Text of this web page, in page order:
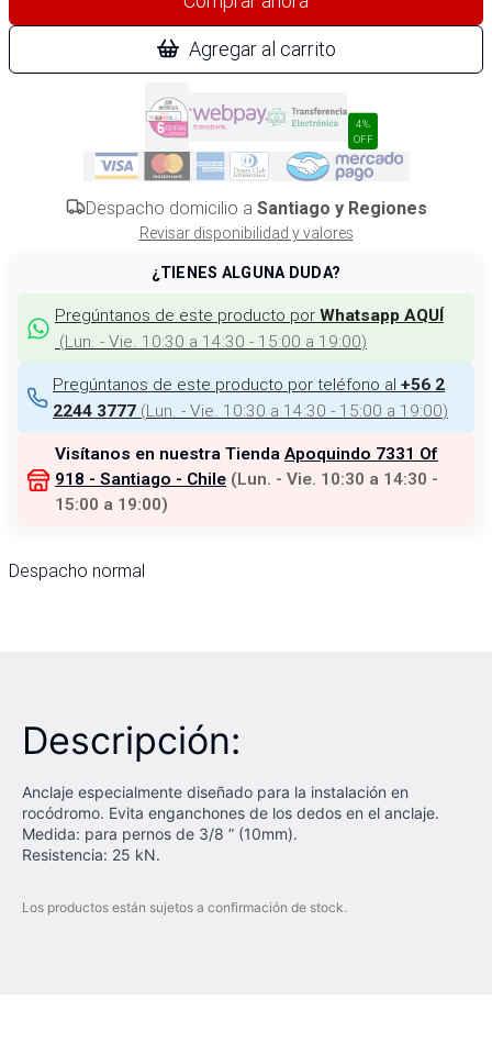
Agregar al carrito
4%
OFF
Despacho domicilio a Santiago y Regiones
Revisar disponibilidad y valores
¿TIENES ALGUNA DUDA?
Pregúntanos de este producto por Whatsapp AQUÍ
(Lun. - Vie. 10:30 a 14:30 - 15:00 a 19:00)
Pregúntanos de este producto por teléfono al +56 2
2244 3777 (Lun. - Vie. 10:30 a 14:30 - 15:00 a 19:00)
Visítanos en nuestra Tienda Apoquindo 7331 Of
918 - Santiago - Chile (Lun. - Vie. 10:30 a 14:30 -
15:00 a 19:00)
Despacho normal
Descripción:
Anclaje especialmente diseñado para la instalación en
rocódromo. Evita enganchones de los dedos en el anclaje.
Medida: para pernos de 3/8 ” (10mm).
Resistencia: 25 kN.
Los productos están sujetos a confirmación de stock.